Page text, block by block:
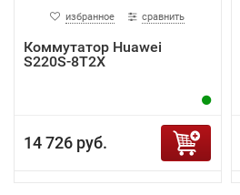
избранное сравнить
Коммутатор Huawei
S220S-8T2X
14 726 руб.